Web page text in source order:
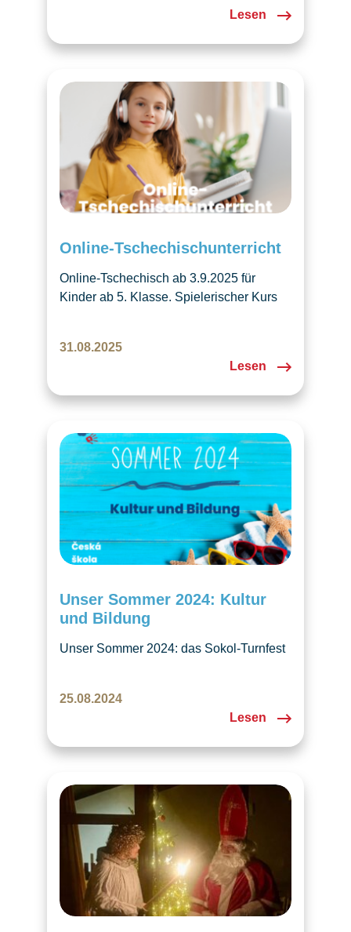
Lesen
Online-Tschechischunterricht
Online-Tschechisch ab 3.9.2025 für
Kinder ab 5. Klasse. Spielerischer Kurs
31.08.2025
Lesen
Unser Sommer 2024: Kultur
und Bildung
Unser Sommer 2024: das Sokol-Turnfest
25.08.2024
Lesen